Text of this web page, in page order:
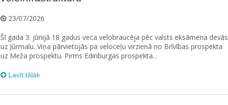
23/07/2026
Šī gada 3. jūnijā 18 gadus veca velobraucēja pēc valsts eksāmena devās
uz Jūrmalu. Viņa pārvietojās pa veloceļu virzienā no Brīvības prospekta
uz Meža prospektu. Pirms Edinburgas prospekta...
Lasīt tālāk